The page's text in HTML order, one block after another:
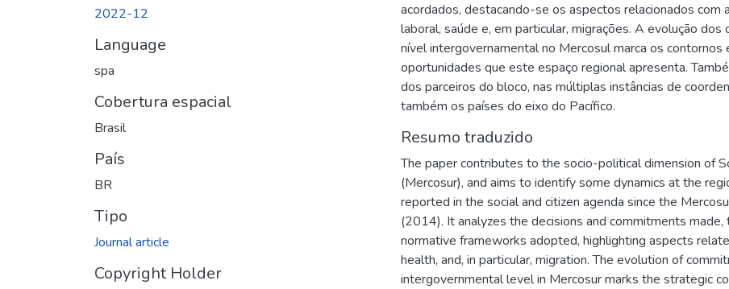
2022-12
Language
spa
Cobertura espacial
Brasil
País
BR
Tipo
Journal article
Copyright Holder
acordados, destacando-se os aspectos relacionados com
laboral, saúde e, em particular, migrações. A evolução
nível intergovernamental no Mercosul marca os
oportunidades que este espaço regional apresenta.
dos parceiros do bloco, nas múltiplas instâncias de
também os países do eixo do Pacífico.
Resumo traduzido
The paper contributes to the socio-political dimension of
(Mercosur), and aims to identify some dynamics at the
reported in the social and citizen agenda since the
(2014). It analyzes the decisions and commitments
normative frameworks adopted, highlighting aspects
health, and, in particular, migration. The evolution of
intergovernmental level in Mercosur marks the strategic